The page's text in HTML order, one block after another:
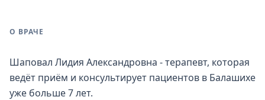
О ВРАЧЕ
Шаповал Лидия Александровна - терапевт, которая
ведёт приём и консультирует пациентов в Балашихе
уже больше 7 лет.